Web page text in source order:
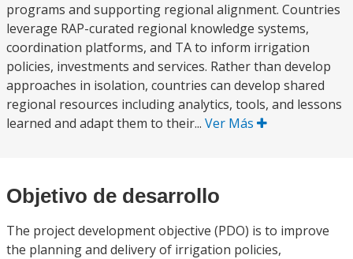
programs and supporting regional alignment. Countries
leverage RAP-curated regional knowledge systems,
coordination platforms, and TA to inform irrigation
policies, investments and services. Rather than develop
approaches in isolation, countries can develop shared
regional resources including analytics, tools, and lessons
learned and adapt them to their... Ver Más
Objetivo de desarrollo
The project development objective (PDO) is to improve
the planning and delivery of irrigation policies,